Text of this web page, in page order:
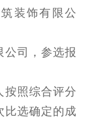
装饰有限公
公司，参选报
按照综合评分
比选确定的成